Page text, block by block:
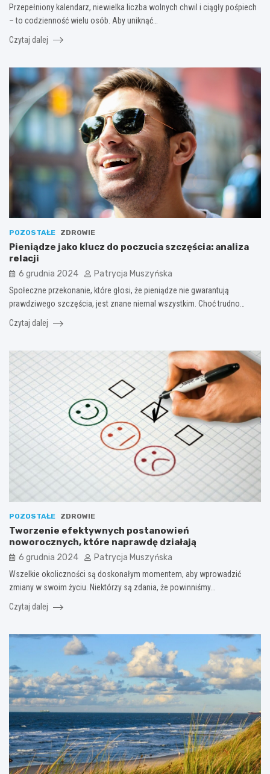
Przepełniony kalendarz, niewielka liczba wolnych chwil i ciągły pośpiech
– to codzienność wielu osób. Aby uniknąć…
Czytaj dalej
POZOSTAŁE ZDROWIE
Pieniądze jako klucz do poczucia szczęścia: analiza
relacji
6 grudnia 2024 Patrycja Muszyńska
Społeczne przekonanie, które głosi, że pieniądze nie gwarantują
prawdziwego szczęścia, jest znane niemal wszystkim. Choć trudno…
Czytaj dalej
POZOSTAŁE ZDROWIE
Tworzenie efektywnych postanowień
noworocznych, które naprawdę działają
6 grudnia 2024 Patrycja Muszyńska
Wszelkie okoliczności są doskonałym momentem, aby wprowadzić
zmiany w swoim życiu. Niektórzy są zdania, że powinniśmy…
Czytaj dalej